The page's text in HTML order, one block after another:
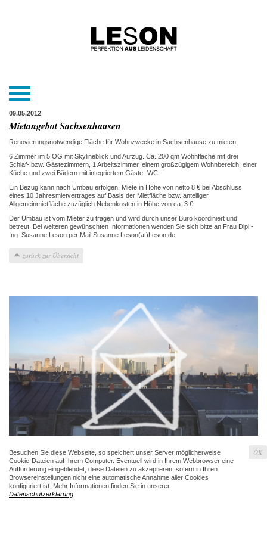
09.05.2012
Mietangebot Sachsenhausen
Renovierungsnotwendige Fläche für Wohnzwecke in Sachsenhause zu mieten.
6 Zimmer im 5.OG mit Skylineblick und Aufzug. Ca. 200 qm Wohnfläche mit drei
Schlaf- bzw. Gästezimmern, 1 Arbeitszimmer, einem großzügigem Wohnbereich, einer
Küche und zwei Bädern mit integriertem Gäste- WC.
Ein Bezug kann nach Umbau erfolgen. Miete in Höhe von netto 8 € bei Abschluss
eines 10 Jahresmietvertrages auf Basis der Mietfläche bzw. anteiliger
Allgemeinmietfläche zuzüglich Nebenkosten in Höhe von ca. 3 €.
Der Umbau ist vom Mieter zu tragen und wird durch unser Büro koordiniert und
betreut. Bei weiteren gewünschten Informationen wenden Sie sich bitte an Frau Dipl.-
Ing. Susanne Leson per Mail Susanne.Leson(at)Leson.de.
zurück zur Übersicht
Besuchen Sie diese Webseite, so speichert unser Server möglicherweise
Cookie-Dateien auf Ihrem Computer. Eventuell wird in Ihrem Webbrowser eine
Aufforderung eingeblendet, diese Dateien zu akzeptieren, sofern in Ihren
Browsereinstellungen nicht eine automatische Annahme aller Cookies
konfiguriert ist. Mehr Informationen finden Sie in unserer
Datenschutzerklärung
OK